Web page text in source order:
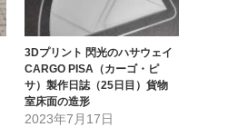
3Dプリント 閃光のハサウェイ
CARGO PISA（カーゴ・ピ
サ）製作日誌（25日目）貨物
室床面の造形
2023年7月17日